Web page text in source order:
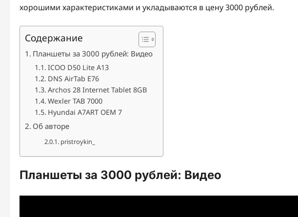
хорошими характеристиками и укладываются в цену 3000 рублей.
Содержание
Планшеты за 3000 рублей: Видео
ICOO D50 Lite A13
DNS AirTab E76
Archos 28 Internet Tablet 8GB
Wexler TAB 7000
Hyundai A7ART OEM 7
Об авторе
pristroykin_
Планшеты за 3000 рублей: Видео